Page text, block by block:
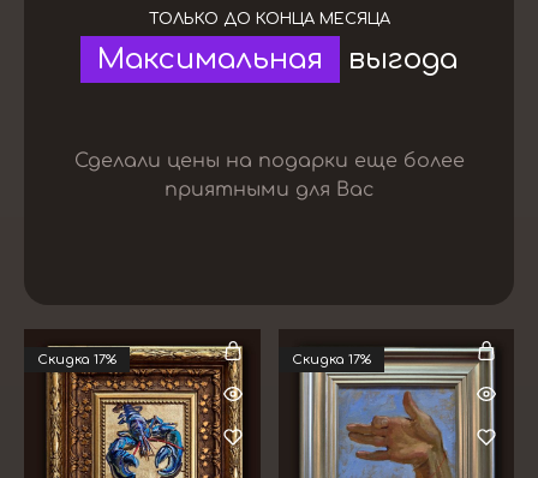
ТОЛЬКО ДО КОНЦА МЕСЯЦА
Максимальная выгода
Сделали цены на подарки еще более
приятными для Вас
Cкидка 17% Cкидка 17%